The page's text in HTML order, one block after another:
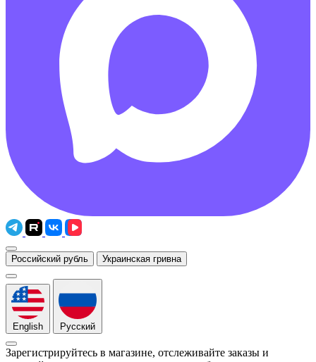
Российский рубль Украинская гривна
English Русский
Зарегистрируйтесь в магазине, отслеживайте заказы и